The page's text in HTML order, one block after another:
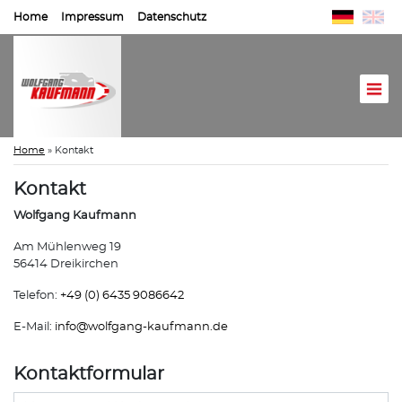
Home Impressum Datenschutz
Home » Kontakt
Kontakt
Wolfgang Kaufmann
Am Mühlenweg 19
56414 Dreikirchen
Telefon: +49 (0) 6435 9086642
E-Mail: info@wolfgang-kaufmann.de
Kontaktformular